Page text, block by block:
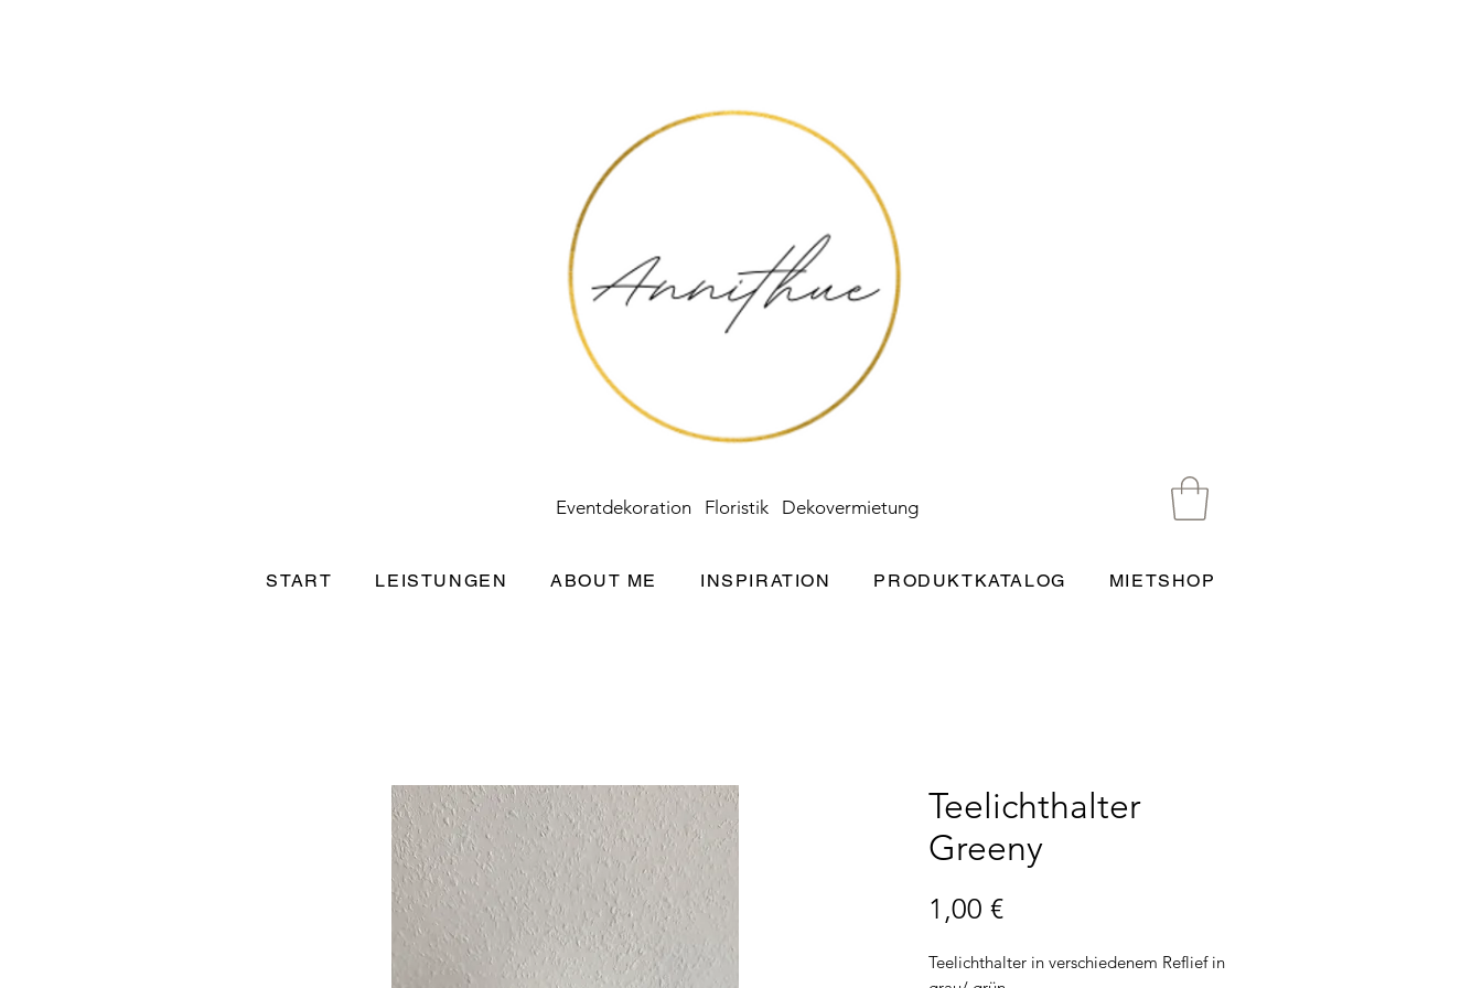
Eventdekoration Floristik Dekovermietung
START LEISTUNGEN ABOUT ME INSPIRATION PRODUKTKATALOG MIETSHOP
Teelichthalter
Greeny
1,00 €Preis
Teelichthalter in verschiedenem Reflief in